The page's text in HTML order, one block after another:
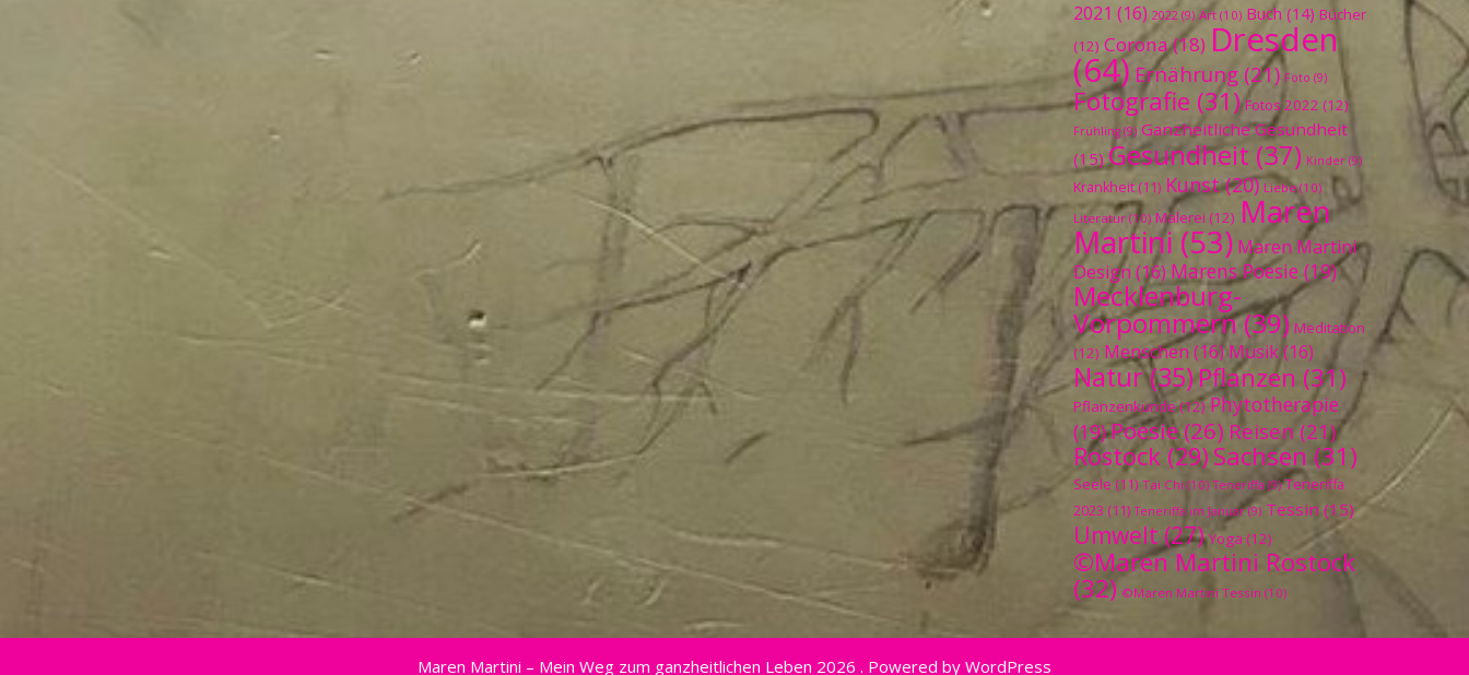
2021 (16) 2022 (9) Art (10) Buch (14) Bücher
(12) Corona(18) Dresden
(64) Ernährung (21) Foto (9)
Fotografie (31) Fotos 2022 (12)
Frühling (9) Ganzheitliche Gesundheit
(15) Gesundheit (37) Kinder (9)
Krankheit (11) Kunst(20) Liebe(10)
Literatur (10) Malerei (12) Maren
Martini(53) Maren Martini
Design (16) Marens Poesie (19)
Mecklenburg-
Vorpommern(39) Meditation
(12) Menschen (16) Musik(16)
Natur(35)Pflanzen (31)
Pflanzenkunde(12) Phytotherapie
(19)Poesie(26) Reisen(21)
Rostock (29) Sachsen (31)
Seele (11) Tai Chi (10) Teneriffa (9) Teneriffa
2023 (11) Teneriffa im Januar(9) Tessin (15)
Umwelt (27) Yoga (12)
©Maren Martini Rostock
(32) ©Maren Martini Tessin (10)
Maren Martini – Mein Weg zum ganzheitlichen Leben 2026 . Powered by WordPress